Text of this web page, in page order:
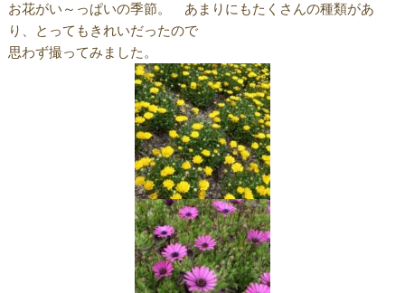
お花がい～っぱいの季節。 あまりにもたくさんの種類があ
り、とってもきれいだったので
思わず撮ってみました。